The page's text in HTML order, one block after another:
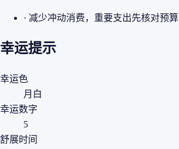
· 减少冲动消费，重要支出先核对预算
幸运提示
幸运色
月白
幸运数字
5
舒展时间